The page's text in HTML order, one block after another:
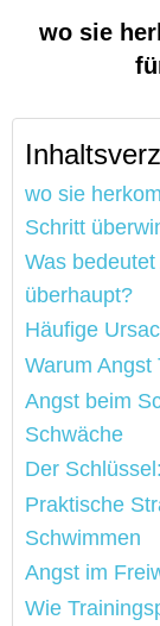
wo sie
wo sie
Schritt
Was
überhaupt?
Häufige
Warum Angst
Angst beim
Schwäche
Der
Praktische
Schwimmen
Angst im
Wie